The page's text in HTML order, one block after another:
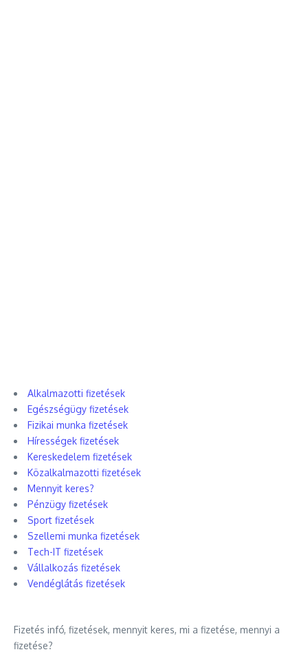
Alkalmazotti fizetések
Egészségügy fizetések
Fizikai munka fizetések
Hírességek fizetések
Kereskedelem fizetések
Közalkalmazotti fizetések
Mennyit keres?
Pénzügy fizetések
Sport fizetések
Szellemi munka fizetések
Tech-IT fizetések
Vállalkozás fizetések
Vendéglátás fizetések
Fizetés infó, fizetések, mennyit keres, mi a fizetése, mennyi a
fizetése?